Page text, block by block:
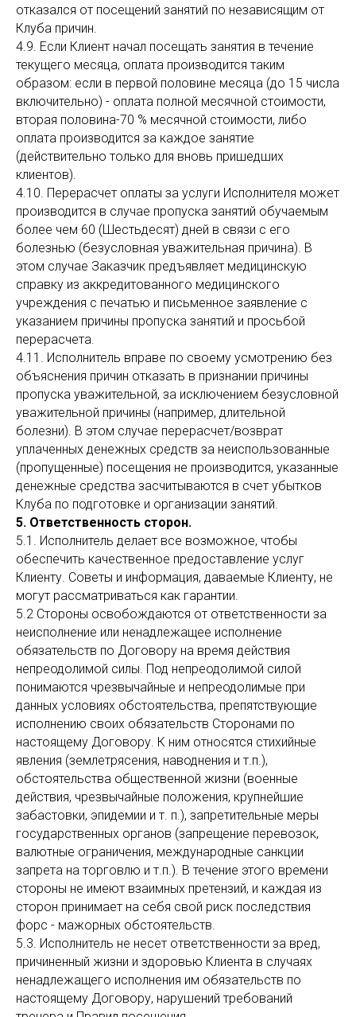
отказался от посещений занятий по независящим от
Клуба причин.
4.9. Если Клиент начал посещать занятия в течение
текущего месяца, оплата производится таким
образом: если в первой половине месяца (до 15 числа
включительно) - оплата полной месячной стоимости,
вторая половина-70 % месячной стоимости, либо
оплата производится за каждое занятие
(действительно только для вновь пришедших
клиентов).
4.10. Перерасчет оплаты за услуги Исполнителя может
производится в случае пропуска занятий обучаемым
более чем 60 (Шестьдесят) дней в связи с его
болезнью (безусловная уважительная причина). В
этом случае Заказчик предъявляет медицинскую
справку из аккредитованного медицинского
учреждения с печатью и письменное заявление с
указанием причины пропуска занятий и просьбой
перерасчета.
4.11. Исполнитель вправе по своему усмотрению без
объяснения причин отказать в признании причины
пропуска уважительной, за исключением безусловной
уважительной причины (например, длительной
болезни). В этом случае перерасчет/возврат
уплаченных денежных средств за неиспользованные
(пропущенные) посещения не производится, указанные
денежные средства засчитываются в счет убытков
Клуба по подготовке и организации занятий.
5. Ответственность сторон.
5.1. Исполнитель делает все возможное, чтобы
обеспечить качественное предоставление услуг
Клиенту. Советы и информация, даваемые Клиенту, не
могут рассматриваться как гарантии.
5.2 Стороны освобождаются от ответственности за
неисполнение или ненадлежащее исполнение
обязательств по Договору на время действия
непреодолимой силы. Под непреодолимой силой
понимаются чрезвычайные и непреодолимые при
данных условиях обстоятельства, препятствующие
исполнению своих обязательств Сторонами по
настоящему Договору. К ним относятся стихийные
явления (землетрясения, наводнения и т.п.),
обстоятельства общественной жизни (военные
действия, чрезвычайные положения, крупнейшие
забастовки, эпидемии и т. п.), запретительные меры
государственных органов (запрещение перевозок,
валютные ограничения, международные санкции
запрета на торговлю и т.п.). В течение этого времени
стороны не имеют взаимных претензий, и каждая из
сторон принимает на себя свой риск последствия
форс - мажорных обстоятельств.
5.3. Исполнитель не несет ответственности за вред,
причиненный жизни и здоровью Клиента в случаях
ненадлежащего исполнения им обязательств по
настоящему Договору, нарушений требований